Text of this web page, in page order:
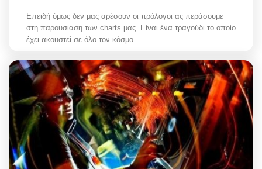
Επειδή όμως δεν μας αρέσουν οι πρόλογοι ας περάσουμε
στη παρουσίαση των charts μας. Είναι ένα τραγούδι το οποίο
έχει ακουστεί σε όλο τον κόσμο